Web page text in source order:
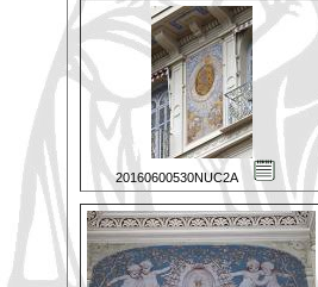
20160600530NUC2A